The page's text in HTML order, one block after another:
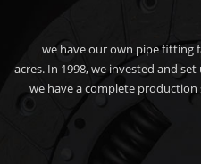
we have our own pipe fitting
acres. In 1998, we invested and
we have a complete